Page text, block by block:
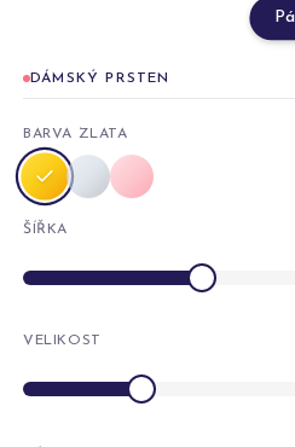
DÁMSKÝ PRSTEN
BARVA ZLATA
ŠÍŘKA
VELIKOST